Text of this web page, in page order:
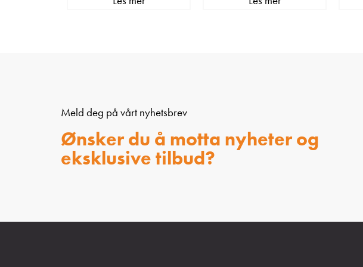
Meld deg på vårt nyhetsbrev
Ønsker du å motta nyheter og
eksklusive tilbud?